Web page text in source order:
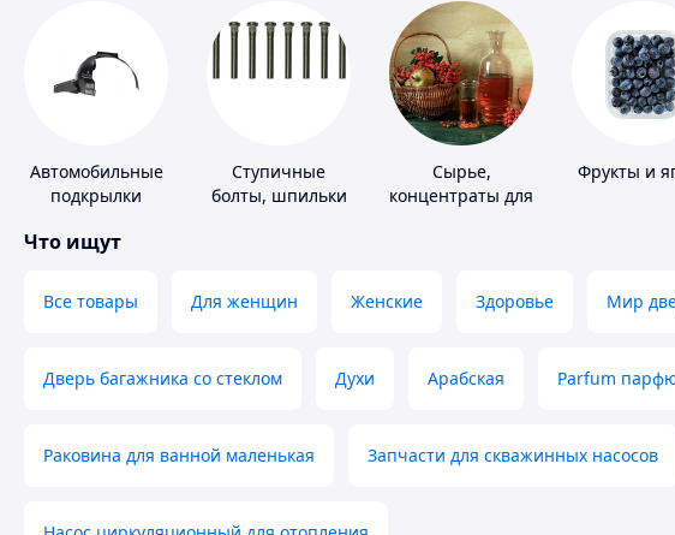
Автомобильные
подкрылки
Ступичные
болты, шпильки
Сырье,
концентраты для
Фрукты и
Что ищут
Все товары Для женщин Женские Здоровье Мир
Дверь багажника со стеклом Духи Арабская Parfum
Раковина для ванной маленькая Запчасти для скважинных насосов